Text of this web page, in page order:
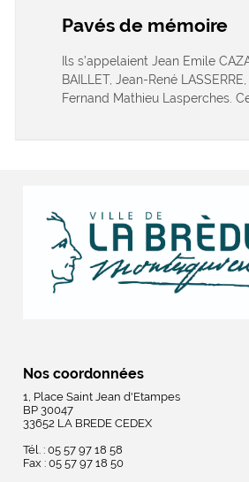
Pavés de mémoire
Ils s’appelaient Jean Emile
BAILLET, Jean-René
Fernand Mathieu Lasperches.
Nos coordonnées
1, Place Saint Jean d'Etampes
BP 30047
33652 LA BREDE CEDEX
Tél. : 05 57 97 18 58
Fax : 05 57 97 18 50